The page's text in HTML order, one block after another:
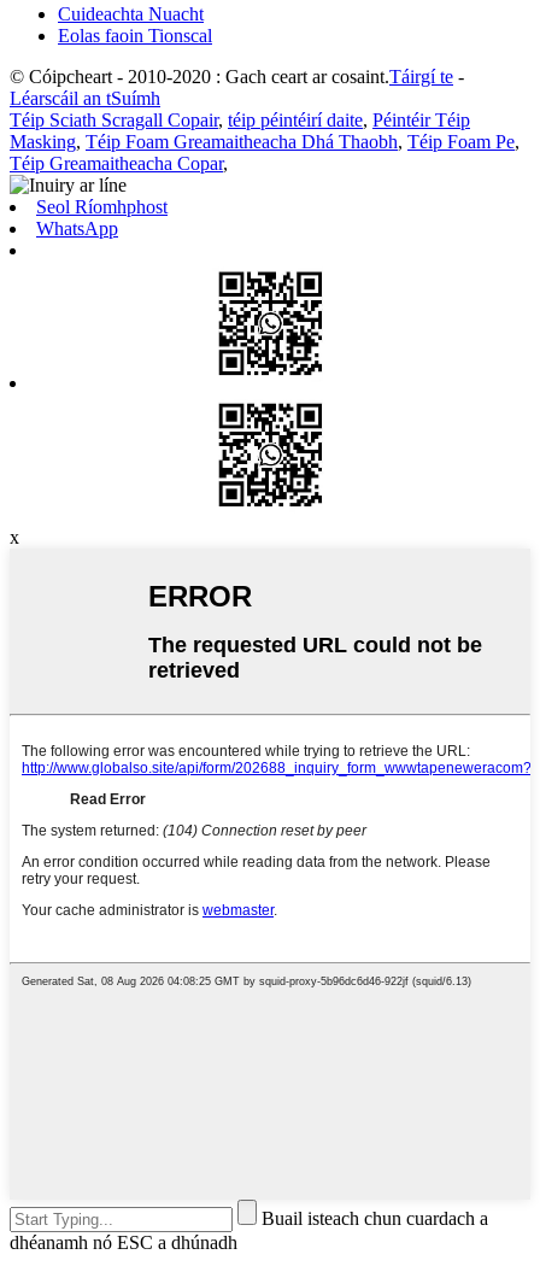
Cuideachta Nuacht
Eolas faoin Tionscal
© Cóipcheart - 2010-2020 : Gach ceart ar cosaint.Táirgí te -
Léarscáil an tSuímh
Téip Sciath Scragall Copair, téip péintéirí daite, Péintéir Téip
Masking, Téip Foam Greamaitheacha Dhá Thaobh, Téip Foam Pe,
Téip Greamaitheacha Copar,
Seol Ríomhphost
WhatsApp
x
Buail isteach chun cuardach a
dhéanamh nó ESC a dhúnadh